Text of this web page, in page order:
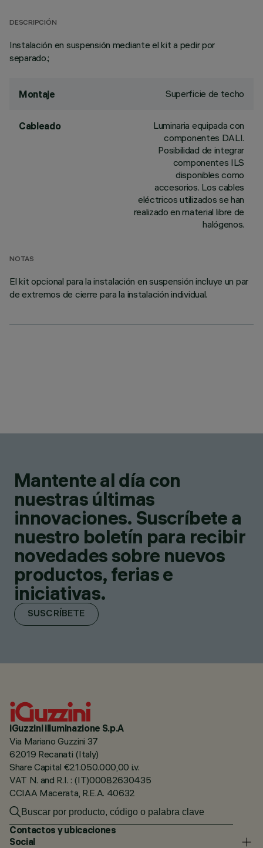
DESCRIPCIÓN
Instalación en suspensión mediante el kit a pedir por
separado.;
Montaje Superficie de techo
Cableado
Luminaria equipada con
componentes DALI.
Posibilidad de integrar
componentes ILS
disponibles como
accesorios. Los cables
eléctricos utilizados se han
realizado en material libre de
halógenos.
NOTAS
El kit opcional para la instalación en suspensión incluye un par
de extremos de cierre para la instalación individual.
Mantente al día con
nuestras últimas
innovaciones. Suscríbete a
nuestro boletín para recibir
novedades sobre nuevos
productos, ferias e
iniciativas.
SUSCRÍBETE
iGuzzini illuminazione S.p.A
Via Mariano Guzzini 37
62019 Recanati (Italy)
Share Capital €21.050.000,00 i.v.
VAT N. and R.I. : (IT)00082630435
CCIAA Macerata, R.E.A. 40632
Contactos y ubicaciones
Social